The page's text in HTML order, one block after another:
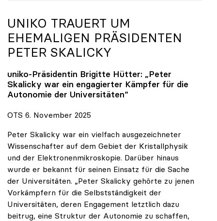
UNIKO TRAUERT UM
EHEMALIGEN PRÄSIDENTEN
PETER SKALICKY
uniko-Präsidentin Brigitte Hütter: „Peter
Skalicky war ein engagierter Kämpfer für die
Autonomie der Universitäten“
OTS 6. November 2025
Peter Skalicky war ein vielfach ausgezeichneter
Wissenschafter auf dem Gebiet der Kristallphysik
und der Elektronenmikroskopie. Darüber hinaus
wurde er bekannt für seinen Einsatz für die Sache
der Universitäten. „Peter Skalicky gehörte zu jenen
Vorkämpfern für die Selbstständigkeit der
Universitäten, deren Engagement letztlich dazu
beitrug, eine Struktur der Autonomie zu schaffen,